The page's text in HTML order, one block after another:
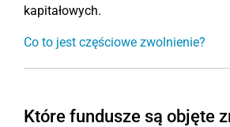
kapitałowych.
Co to jest częściowe zwolnienie?
Które fundusze są objęte